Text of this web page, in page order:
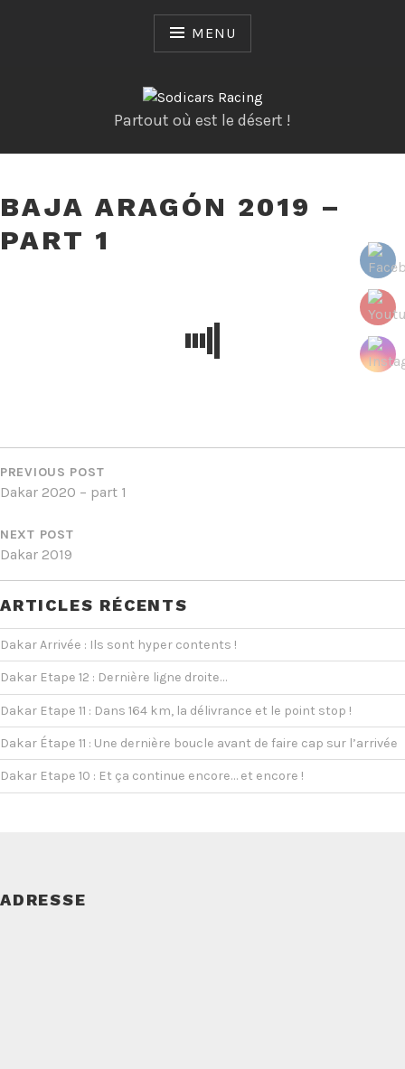
MENU
Partout où est le désert !
BAJA ARAGÓN 2019 –
PART 1
NAVIGATION
DE
L’ARTICLE
PREVIOUS POST
Dakar 2020 – part 1
NEXT POST
Dakar 2019
ARTICLES RÉCENTS
Dakar Arrivée : Ils sont hyper contents !
Dakar Etape 12 : Dernière ligne droite…
Dakar Etape 11 : Dans 164 km, la délivrance et le point stop !
Dakar Étape 11 : Une dernière boucle avant de faire cap sur l’arrivée
Dakar Etape 10 : Et ça continue encore… et encore !
ADRESSE